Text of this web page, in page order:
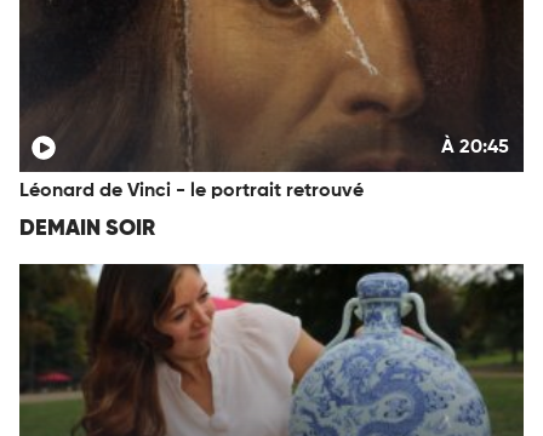
À 20:45
Léonard de Vinci - le portrait retrouvé
DEMAIN SOIR